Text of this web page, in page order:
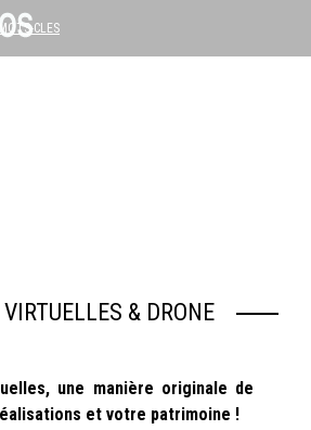
MOTS-CLES
& DRONE
une manière originale de
et votre patrimoine !